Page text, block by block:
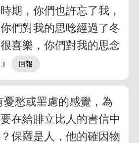
期，你們也許忘了我，
們對我的思唸經過了冬
喜樂，你們對我的思念
憂愁或罣慮的感覺，為
在給腓立比人的書信中
保羅是人，他的確因物